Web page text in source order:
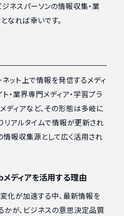
ジネスパーソンの情報収集・業
なれば幸いです。
ット上で情報を発信するメディ
・業界専門メディア・学習プラ
ディアなど、その形態は多岐に
リアルタイムで情報が更新され
情報収集源として広く活用され
ディアを活用する理由
化が加速する中、最新情報を
かが、ビジネスの意思決定品質